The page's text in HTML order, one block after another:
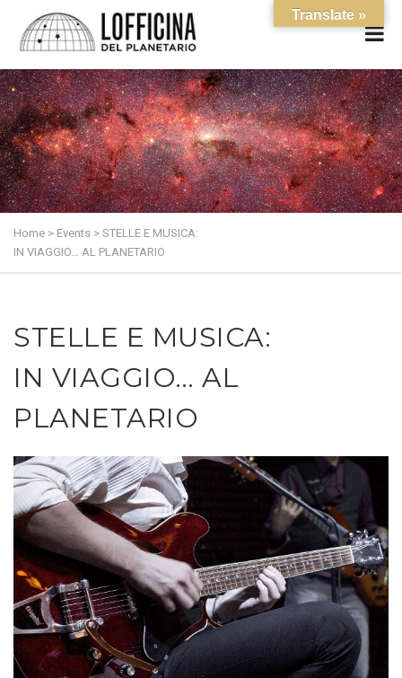
Home > Events > STELLE E MUSICA:
IN VIAGGIO… AL PLANETARIO
STELLE E MUSICA:
IN VIAGGIO… AL
PLANETARIO
Translate »